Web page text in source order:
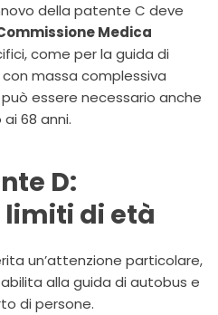
della patente C deve
Medica
come per la guida di
massa complessiva
essere necessario anche
68 anni.
D:
di età
un’attenzione particolare,
alla guida di autobus e
di persone.